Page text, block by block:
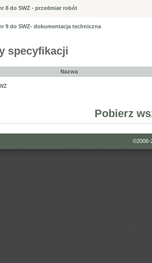
8 do SWZ - przedmiar robót
9 do SWZ- dokumentacja techniczna
specyfikacji
Nazwa
Pobierz
©2006-